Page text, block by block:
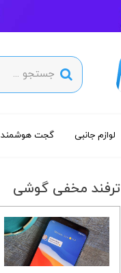
لوازم جانبی گجت هوشمند
ترفند مخفی گوشی